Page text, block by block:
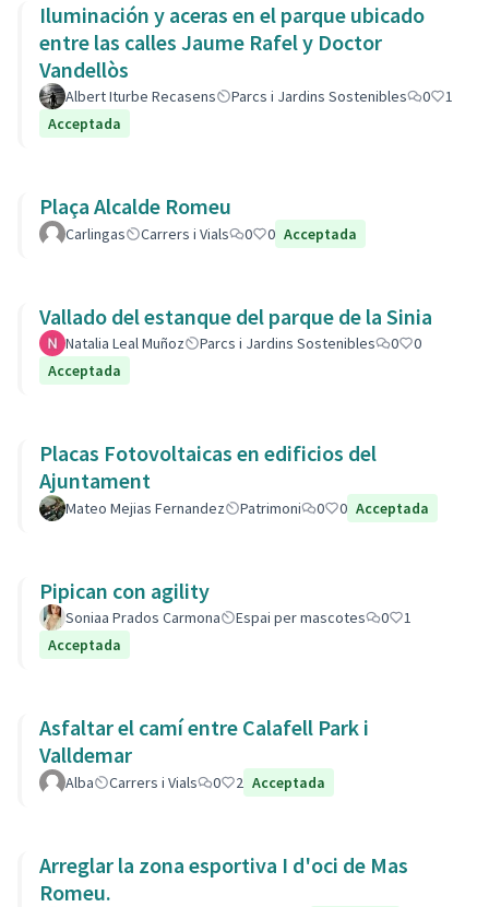
Iluminación y aceras en el parque ubicado
entre las calles Jaume Rafel y Doctor
Vandellòs
Albert Iturbe Recasens Parcs i Jardins Sostenibles 0
1
Acceptada
Plaça Alcalde Romeu
Carlingas Carrers i Vials 0 0 Acceptada
Vallado del estanque del parque de la Sinia
Natalia Leal Muñoz Parcs i Jardins Sostenibles 0
0
Acceptada
Placas Fotovoltaicas en edificios del
Ajuntament
Mateo Mejias Fernandez Patrimoni 0 0 Acceptada
Pipican con agility
Soniaa Prados Carmona Espai per mascotes 0
1
Acceptada
Asfaltar el camí entre Calafell Park i
Valldemar
Alba Carrers i Vials 0 2 Acceptada
Arreglar la zona esportiva I d'oci de Mas
Romeu.